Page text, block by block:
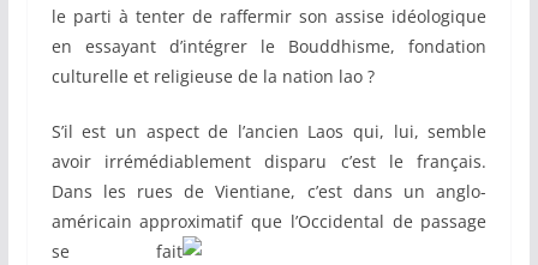
le parti à tenter de raffermir son assise idéologique
en essayant d’intégrer le Bouddhisme, fondation
culturelle et religieuse de la nation lao ?
S’il est un aspect de l’ancien Laos qui, lui, semble
avoir irrémédiablement disparu c’est le français.
Dans les rues de Vientiane, c’est dans un anglo-
américain approximatif que l’Occidental de passage
se fait